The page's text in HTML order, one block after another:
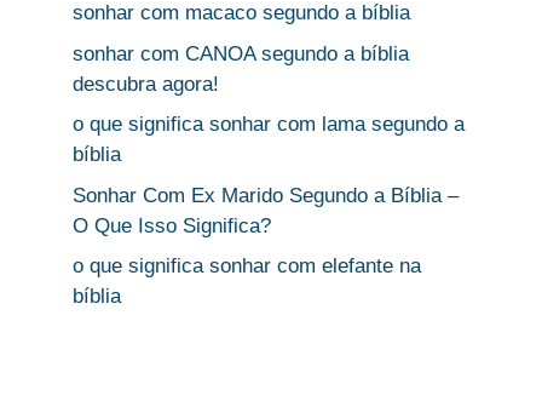
sonhar com macaco segundo a bíblia
sonhar com CANOA segundo a bíblia
descubra agora!
o que significa sonhar com lama segundo a
bíblia
Sonhar Com Ex Marido Segundo a Bíblia –
O Que Isso Significa?
o que significa sonhar com elefante na
bíblia